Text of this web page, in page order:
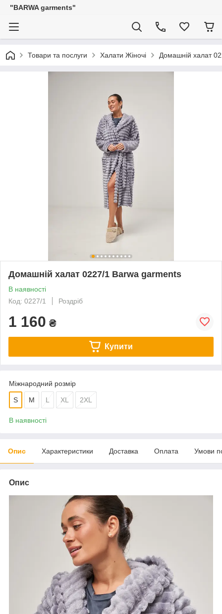
"BARWA garments"
Товари та послуги Халати Жіночі Домашній халат
Домашній халат 0227/1 Barwa garments
В наявності
Код: 0227/1
Роздріб
1 160 ₴
Купити
Міжнародний розмір
S M L XL 2XL
В наявності
Опис Характеристики Доставка Оплата Умови
Опис